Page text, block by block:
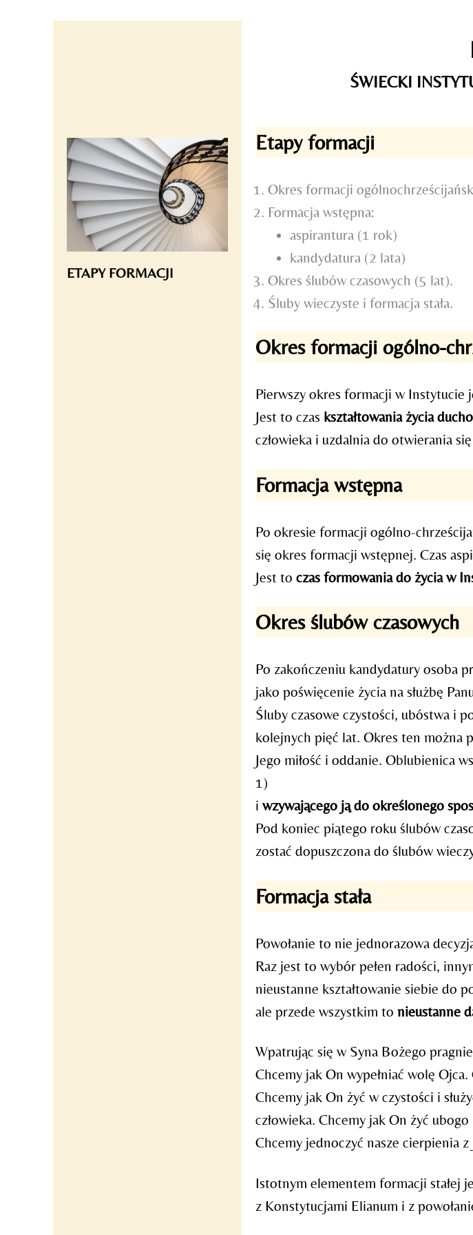
ETAPY FORMACJI
ŚWIECKI
Etapy formacji
Okres formacji
Formacja wstępna:
aspirantura (1 rok)
kandydatura (2 lata)
Okres ślubów czasowych (5 lat).
Śluby wieczyste i formacja stała.
Okres formacji ogólno-
Pierwszy okres formacji w Instytucie
Jest to czas kształtowania życia
człowieka i uzdalnia do otwierania się
Formacja wstępna
Po okresie formacji ogólno-
się okres formacji wstępnej. Czas
Jest to czas formowania do życia w
Okres ślubów czasowych
Po zakończeniu kandydatury osoba
jako poświęcenie życia na służbę
Śluby czasowe czystości, ubóstwa i
kolejnych pięć lat. Okres ten można
Jego miłość i oddanie. Oblubienica
1)
i wzywającego ją do określonego
Pod koniec piątego roku ślubów
zostać dopuszczona do ślubów
Formacja stała
Powołanie to nie jednorazowa
Raz jest to wybór pełen radości,
nieustanne kształtowanie siebie do
ale przede wszystkim to nieustanne
Wpatrując się w Syna Bożego
Chcemy jak On wypełniać wolę
Chcemy jak On żyć w czystości i
człowieka. Chcemy jak On żyć
Chcemy jednoczyć nasze cierpienia z
Istotnym elementem formacji stałej
z Konstytucjami Elianum i z